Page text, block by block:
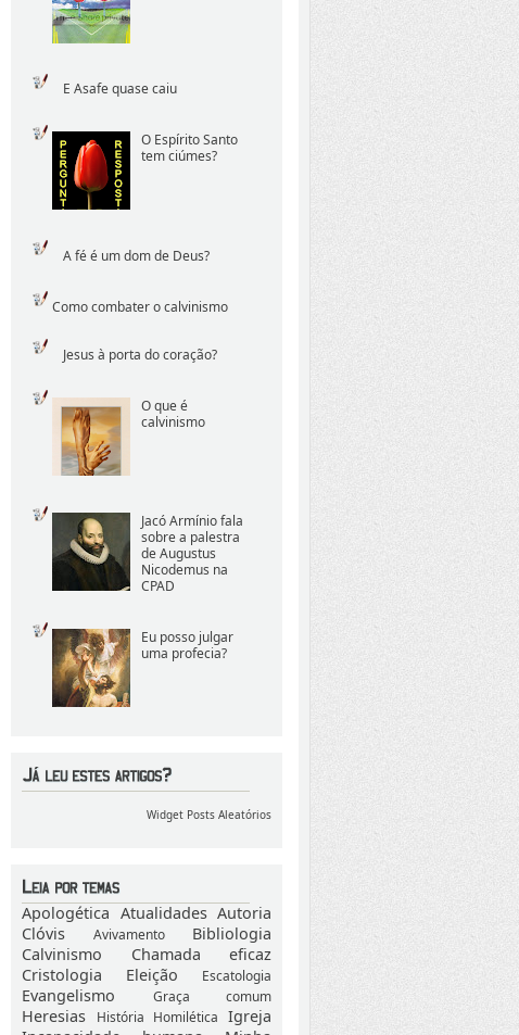
E Asafe quase caiu
O Espírito Santo
tem ciúmes?
A fé é um dom de Deus?
Como combater o calvinismo
Jesus à porta do coração?
O que é
calvinismo
Jacó Armínio fala
sobre a palestra
de Augustus
Nicodemus na
CPAD
Eu posso julgar
uma profecia?
Widget Posts Aleatórios
Apologética Atualidades Autoria
Clóvis
Avivamento
Bibliologia
Calvinismo
Chamada eficaz
Cristologia
Eleição Escatologia
Evangelismo Graça comum
Heresias História Homilética Igreja